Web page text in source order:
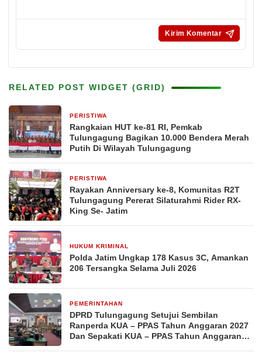
RELATED POST WIDGET (GRID)
PERISTIWA
Rangkaian HUT ke-81 RI, Pemkab
Tulungagung Bagikan 10.000 Bendera Merah
Putih Di Wilayah Tulungagung
PERISTIWA
Rayakan Anniversary ke-8, Komunitas R2T
Tulungagung Pererat Silaturahmi Rider RX-
King Se- Jatim
HUKUM KRIMINAL
Polda Jatim Ungkap 178 Kasus 3C, Amankan
206 Tersangka Selama Juli 2026
PEMERINTAHAN
DPRD Tulungagung Setujui Sembilan
Ranperda KUA – PPAS Tahun Anggaran 2027
Dan Sepakati KUA – PPAS Tahun Anggaran